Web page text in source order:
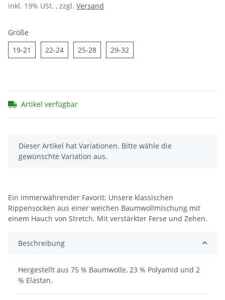
inkl. 19% USt. , zzgl. Versand
Größe
19-21
19-2122-2422-2425-2825-2829-32
Artikel verfügbar
x
Dieser Artikel hat Variationen. Bitte wähle die
gewünschte Variation aus.
Ein immerwährender Favorit: Unsere klassischen
Rippensocken aus einer weichen Baumwollmischung mit
einem Hauch von Stretch. Mit verstärkter Ferse und Zehen.
Beschreibung
Hergestellt aus 75 % Baumwolle, 23 % Polyamid und 2
% Elastan.